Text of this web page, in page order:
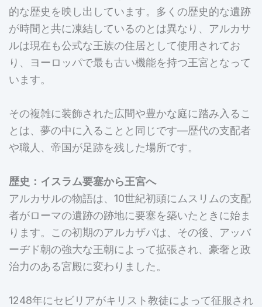
的な歴史を映し出しています。多くの歴史的な遺跡
が時間と共に凍結しているのとは異なり、アルカサ
ルは現在も公式な王族の住居として使用されてお
り、ヨーロッパで最も古い機能を持つ王宮となって
います。
その複雑に装飾された広間や豊かな庭に踏み入るこ
とは、夢の中に入ることと同じです—歴代の支配者
や職人、帝国が足跡を残した場所です。
歴史：イスラム要塞から王宮へ
アルカサルの物語は、10世紀初頭にムスリムの支配
者がローマの遺跡の跡地に要塞を築いたときに始ま
ります。この初期のアルカザバは、その後、アッバ
ーヂド朝の強大な王朝によって拡張され、豪奢と政
治力のある宮殿に変わりました。
1248年にセビリアがキリスト教徒によって征服され